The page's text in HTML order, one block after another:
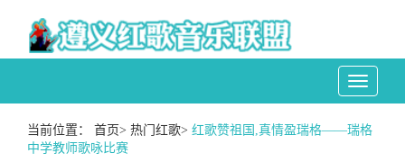
Toggle
当前位置： 首页> 热门红歌> 红歌赞祖国,真情盈瑞格——瑞格
中学教师歌咏比赛